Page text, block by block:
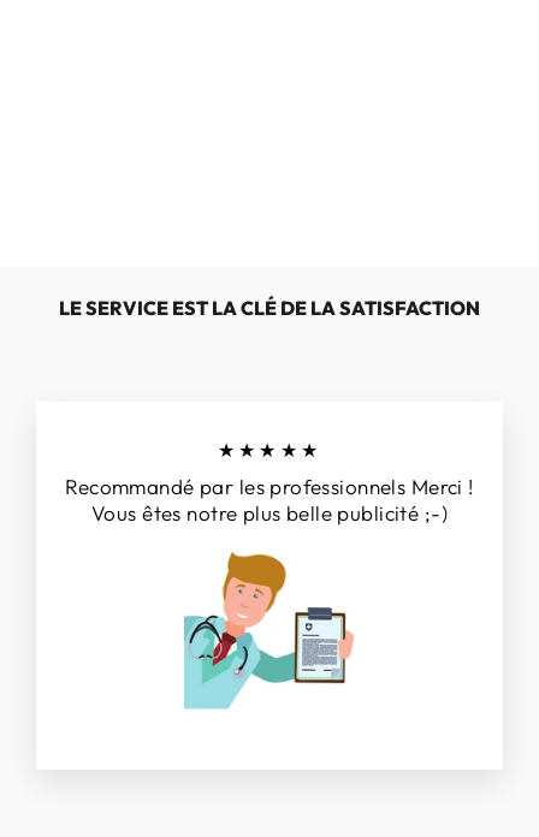
LE SERVICE EST LA CLÉ DE LA SATISFACTION
★★★★★
Recommandé par les professionnels Merci !
Vous êtes notre plus belle publicité ;-)